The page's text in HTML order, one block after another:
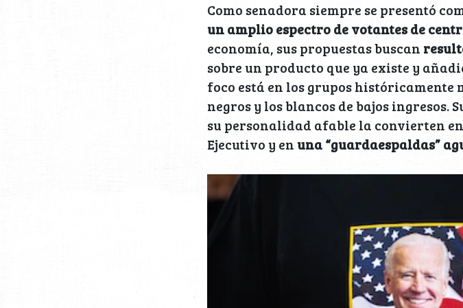
Como senadora siempre se presentó
un amplio espectro de votantes de
economía, sus propuestas buscan
sobre un producto que ya existe y
foco está en los grupos históricamente
negros y los blancos de bajos ingresos.
su personalidad afable la convierten
Ejecutivo y en una “guardaespaldas”